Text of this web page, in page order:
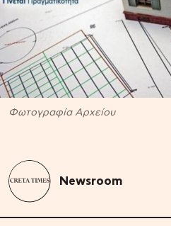
Φωτογραφία Αρχείου
Newsroom